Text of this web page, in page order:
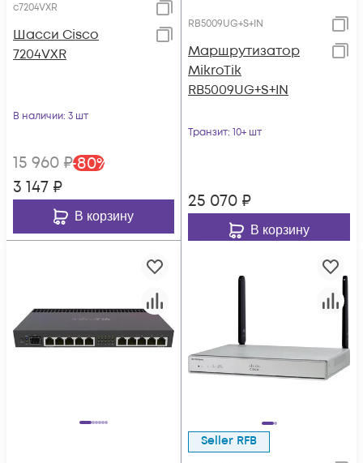
c7204VXR
Шасси Cisco
7204VXR
В наличии: 3 шт
15 960 ₽-80%
3 147 ₽
В корзину
RB5009UG+S+IN
Маршрутизатор
MikroTik
RB5009UG+S+IN
Транзит: 10+ шт
25 070 ₽
В корзину
Seller RFB